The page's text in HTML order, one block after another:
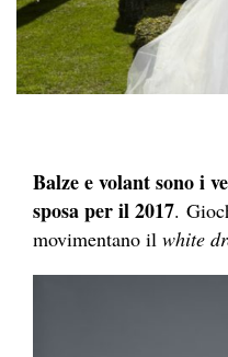
Balze e volant sono i
sposa per il 2017.
movimentano il white